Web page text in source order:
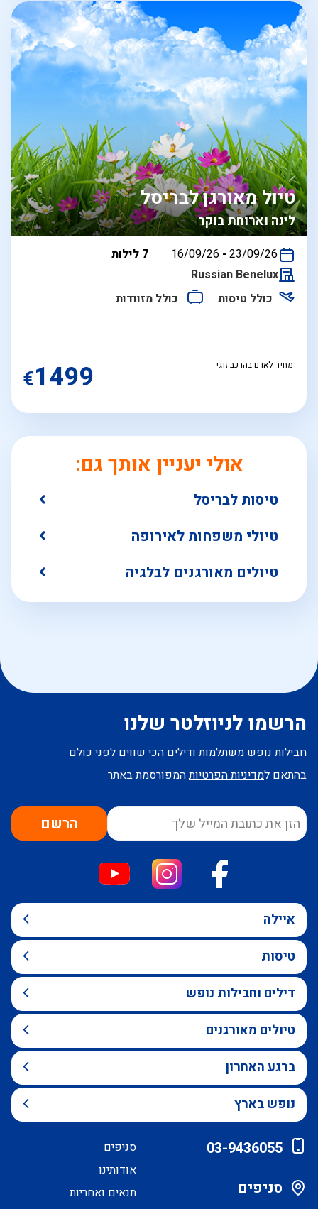
לינה וארוחת בוקר
טיול מאורגן לבריסל
בין
16/09/26 - 23/09/26
7 לילות
Russian Benelux
כולל טיסות
כולל מזוודות
מחיר לאדם בהרכב זוגי €1499
אולי יעניין אותך גם:
טיסות לבריסל
טיולי משפחות לאירופה
טיולים מאורגנים לבלגיה
הרשמו לניוזלטר שלנו
חבילות נופש משתלמות ודילים הכי שווים לפני כולם
בהתאם למדיניות הפרטיותהמפורסמת באתר
הרשם
איילה
טיסות
דילים וחבילות נופש
טיולים מאורגנים
ברגע האחרון
נופש בארץ
03-9436055
סניפים
סניפים
אודותינו
תנאים ואחריות